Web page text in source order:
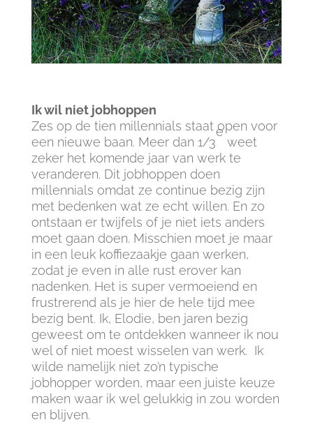
Ik wil niet jobhoppen
Zes op de tien millennials staat open voor
een nieuwe baan. Meer dan 1/3
e
weet
zeker het komende jaar van werk te
veranderen. Dit jobhoppen doen
millennials omdat ze continue bezig zijn
met bedenken wat ze echt willen. En zo
ontstaan er twijfels of je niet iets anders
moet gaan doen. Misschien moet je maar
in een leuk koffiezaakje gaan werken,
zodat je even in alle rust erover kan
nadenken. Het is super vermoeiend en
frustrerend als je hier de hele tijd mee
bezig bent. Ik, Elodie, ben jaren bezig
geweest om te ontdekken wanneer ik nou
wel of niet moest wisselen van werk. Ik
wilde namelijk niet zo’n typische
jobhopper worden, maar een juiste keuze
maken waar ik wel gelukkig in zou worden
en blijven.